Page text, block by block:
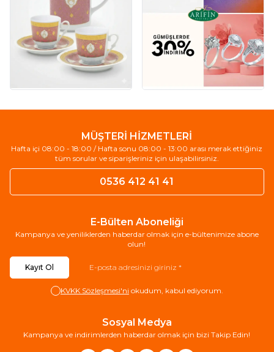
MÜŞTERİ HİZMETLERİ
Hafta içi 08:00 - 18:00 / Hafta sonu 08:00 - 13:00 arası merak ettiğiniz
tüm sorular ve siparişleriniz için ulaşabilirsiniz.
0536 412 41 41
E-Bülten Aboneliği
Kampanya ve yeniliklerden haberdar olmak için e-bültenimize abone
olun!
Kayıt Ol
KVKK Sözleşmesi'ni okudum, kabul ediyorum.
Sosyal Medya
Kampanya ve indirimlerden haberdar olmak için bizi Takip Edin!